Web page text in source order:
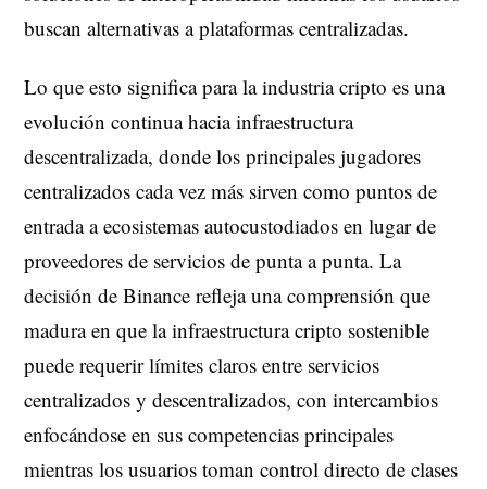
buscan alternativas a plataformas centralizadas.
Lo que esto significa para la industria cripto es una
evolución continua hacia infraestructura
descentralizada, donde los principales jugadores
centralizados cada vez más sirven como puntos de
entrada a ecosistemas autocustodiados en lugar de
proveedores de servicios de punta a punta. La
decisión de Binance refleja una comprensión que
madura en que la infraestructura cripto sostenible
puede requerir límites claros entre servicios
centralizados y descentralizados, con intercambios
enfocándose en sus competencias principales
mientras los usuarios toman control directo de clases